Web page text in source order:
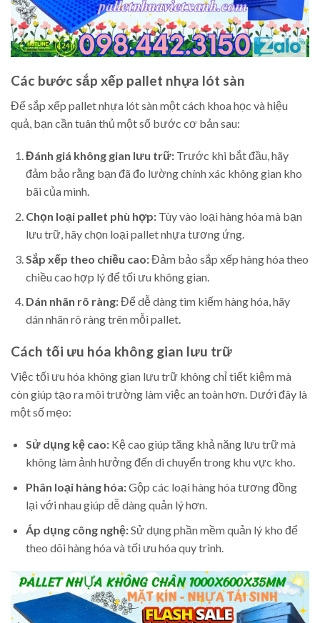
Các bước sắp xếp pallet nhựa lót sàn
Để sắp xếp pallet nhựa lót sàn một cách khoa học và hiệu
quả, bạn cần tuân thủ một số bước cơ bản sau:
Đánh giá không gian lưu trữ:Trước khi bắt đầu, hãy
đảm bảo rằng bạn đã đo lường chính xác không gian kho
bãi của mình.
Chọn loại pallet phù hợp:Tùy vào loại hàng hóa mà bạn
lưu trữ, hãy chọn loại pallet nhựa tương ứng.
Sắp xếp theo chiều cao:Đảm bảo sắp xếp hàng hóa theo
chiều cao hợp lý để tối ưu không gian.
Dán nhãn rõ ràng:Để dễ dàng tìm kiếm hàng hóa, hãy
dán nhãn rõ ràng trên mỗi pallet.
Cách tối ưu hóa không gian lưu trữ
Việc tối ưu hóa không gian lưu trữ không chỉ tiết kiệm mà
còn giúp tạo ra môi trường làm việc an toàn hơn. Dưới đây là
một số mẹo:
Sử dụng kệ cao:Kệ cao giúp tăng khả năng lưu trữ mà
không làm ảnh hưởng đến di chuyển trong khu vực kho.
Phân loại hàng hóa:Gộp các loại hàng hóa tương đồng
lại với nhau giúp dễ dàng quản lý hơn.
Áp dụng công nghệ:Sử dụng phần mềm quản lý kho để
theo dõi hàng hóa và tối ưu hóa quy trình.